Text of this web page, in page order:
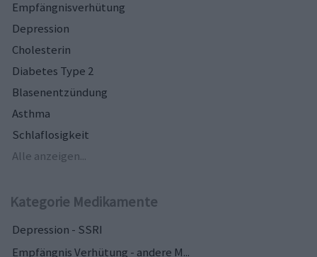
Empfängnisverhütung
Depression
Cholesterin
Diabetes Type 2
Blasenentzündung
Asthma
Schlaflosigkeit
Alle anzeigen...
Kategorie Medikamente
Depression - SSRI
Empfängnis Verhütung - andere M...